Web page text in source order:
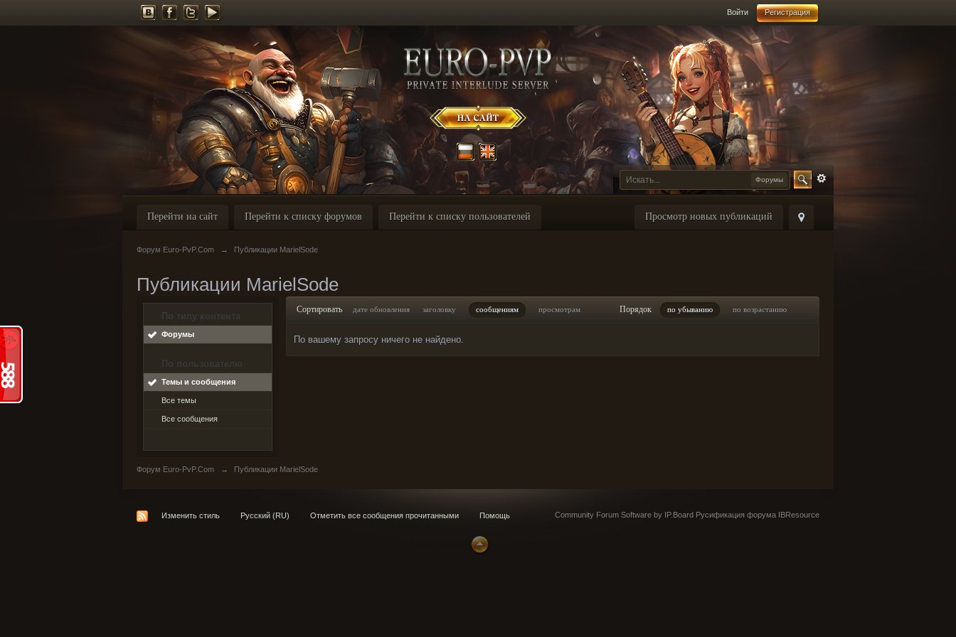
Войти Регистрация
Форумы
Просмотр новых публикаций
Перейти на сайт Перейти к списку форумов Перейти к списку пользователей
Форум Euro-PvP.Com → Публикации MarielSode
Публикации MarielSode
По типу контента
Форумы
По пользователю
Темы и сообщения
Все темы
Все сообщения
Сортировать дате обновления заголовку сообщениям просмотрам Порядок по убыванию по возрастанию
По вашему запросу ничего не найдено.
Форум Euro-PvP.Com → Публикации MarielSode
Изменить стиль Русский (RU) Отметить все сообщения прочитанными Помощь Community Forum Software by IP.Board Русификация форума IBResource